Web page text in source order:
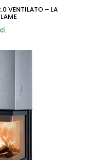
VENTILATO – LA